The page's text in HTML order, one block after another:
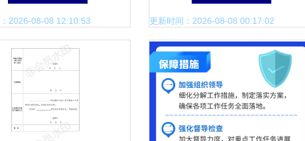
2026-08-08 12:10:53 更新时间：2026-08-08 00:17:02